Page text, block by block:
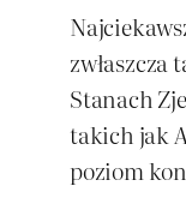
Stanach
takich jak
poziom